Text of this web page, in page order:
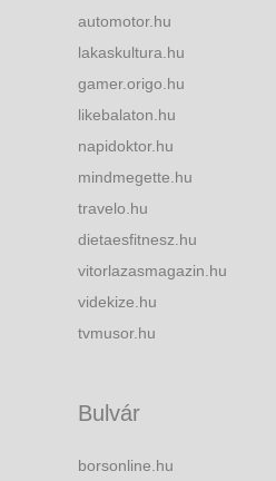
automotor.hu
lakaskultura.hu
gamer.origo.hu
likebalaton.hu
napidoktor.hu
mindmegette.hu
travelo.hu
dietaesfitnesz.hu
vitorlazasmagazin.hu
videkize.hu
tvmusor.hu
Bulvár
borsonline.hu